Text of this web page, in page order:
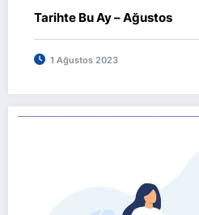
Tarihte Bu Ay – Ağustos
1 Ağustos 2023